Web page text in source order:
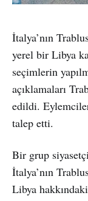
İtalya’nın
yerel bir Libya
seçimlerin
açıklamaları
edildi.
talep etti.
Bir grup
İtalya’nın
Libya